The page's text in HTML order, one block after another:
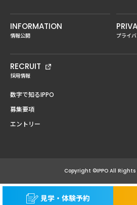
見学・体験予約
INFORMATION
情報公開 プライ
RECRUIT
採用情報
数字で知るIPPO
募集要項
エントリー
Copyright ©IPPO All Rights